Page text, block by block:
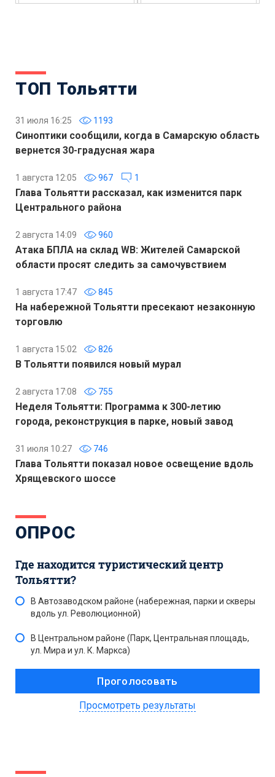
ТОП Тольятти
31 июля 16:25 1193
Синоптики сообщили, когда в Самарскую область
вернется 30-градусная жара
1 августа 12:05 967 1
Глава Тольятти рассказал, как изменится парк
Центрального района
2 августа 14:09 960
Атака БПЛА на склад WB: Жителей Самарской
области просят следить за самочувствием
1 августа 17:47 845
На набережной Тольятти пресекают незаконную
торговлю
1 августа 15:02 826
В Тольятти появился новый мурал
2 августа 17:08 755
Неделя Тольятти: Программа к 300-летию
города, реконструкция в парке, новый завод
31 июля 10:27 746
Глава Тольятти показал новое освещение вдоль
Хрящевского шоссе
ОПРОС
Где находится туристический центр
Тольятти?
В Автозаводском районе (набережная, парки и скверы
вдоль ул. Революционной)
В Центральном районе (Парк, Центральная площадь,
ул. Мира и ул. К. Маркса)
Просмотреть результаты